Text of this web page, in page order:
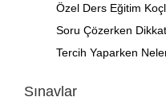
Özel Ders Eğitim
Soru Çözerken
Tercih Yaparken
Sınavlar